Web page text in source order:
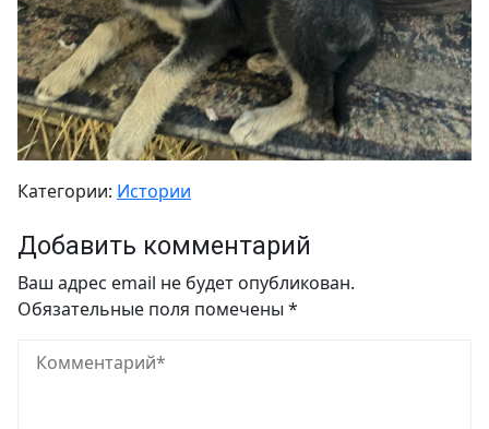
Категории: Истории
Добавить комментарий
Ваш адрес email не будет опубликован.
Обязательные поля помечены *